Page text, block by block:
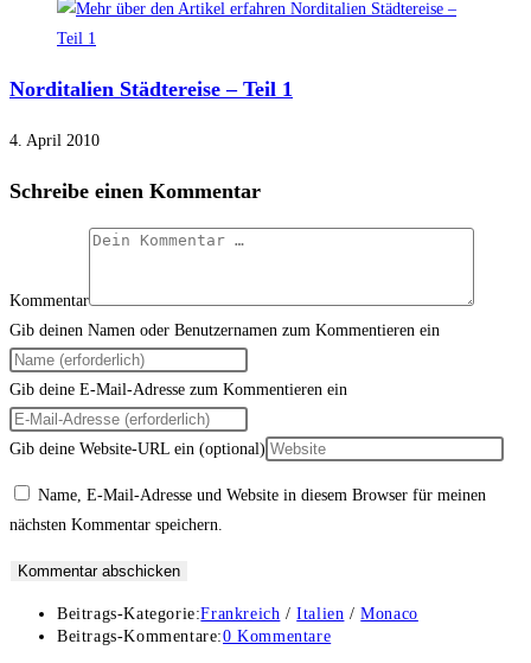
Norditalien Städtereise – Teil 1
4. April 2010
Schreibe einen Kommentar
Kommentar
Gib deinen Namen oder Benutzernamen zum Kommentieren ein
Gib deine E-Mail-Adresse zum Kommentieren ein
Gib deine Website-URL ein (optional)
Name, E-Mail-Adresse und Website in diesem Browser für meinen
nächsten Kommentar speichern.
Beitrags-Kategorie:Frankreich / Italien / Monaco
Beitrags-Kommentare:0 Kommentare